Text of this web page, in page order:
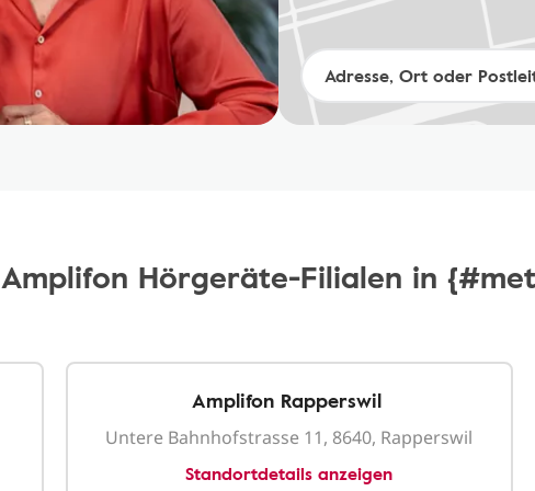
Amplifon Hörgeräte-Filialen in
Amplifon Rapperswil
Untere Bahnhofstrasse 11, 8640, Rapperswil
Standortdetails anzeigen